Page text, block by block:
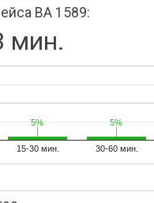
BA 1589:
мин.
15-30 мин. 30-60 мин.
5%
5% 5%
5%